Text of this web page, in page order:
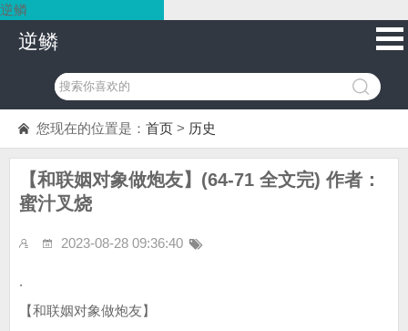
逆鳞
逆鳞
您现在的位置是： 首页 > 历史
【和联姻对象做炮友】(64-71 全文完) 作者：
蜜汁叉烧
2023-08-28 09:36:40
.
【和联姻对象做炮友】